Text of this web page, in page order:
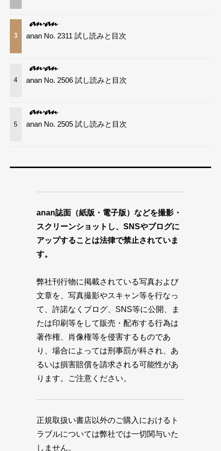
3 anan No. 2311 試し読みと目次
4 anan No. 2506 試し読みと目次
5 anan No. 2505 試し読みと目次
anan誌面（紙版・電子版）などを撮影・
スクリーンショットし、SNSやブログに
アップすることは法律で禁止されていま
す。
弊社刊行物に掲載されている写真および
文章を、写真撮影やスキャン等を行なっ
て、許諾なくブログ、SNS等に公開、ま
たは印刷等をして販売・配布する行為は
著作権、肖像権等を侵害するものであ
り、場合によっては刑事罰が科され、あ
るいは損害賠償を請求される可能性があ
ります。ご注意ください。
正規取扱い書店以外のご購入におけるト
ラブルについては弊社では一切関与いた
しません。